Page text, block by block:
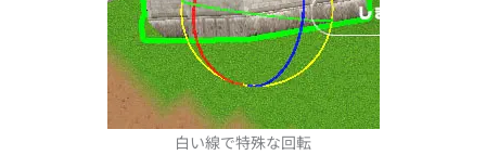
白い線で特殊な回転